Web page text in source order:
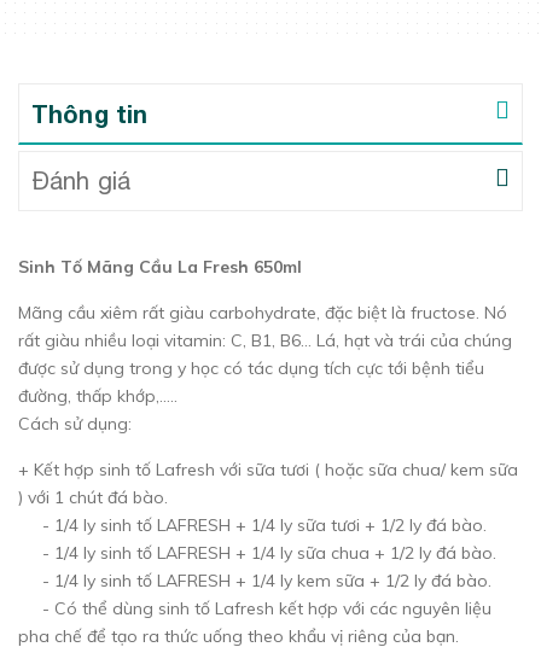
Thông tin
Đánh giá
Sinh Tố Mãng Cầu La Fresh 650ml
Mãng cầu xiêm rất giàu carbohydrate, đặc biệt là fructose. Nó
rất giàu nhiều loại vitamin: C, B1, B6… Lá, hạt và trái của chúng
được sử dụng trong y học có tác dụng tích cực tới bệnh tiểu
đường, thấp khớp,…..
Cách sử dụng:
+ Kết hợp sinh tố Lafresh với sữa tươi ( hoặc sữa chua/ kem sữa
) với 1 chút đá bào.
- 1/4 ly sinh tố LAFRESH + 1/4 ly sữa tươi + 1/2 ly đá bào.
- 1/4 ly sinh tố LAFRESH + 1/4 ly sữa chua + 1/2 ly đá bào.
- 1/4 ly sinh tố LAFRESH + 1/4 ly kem sữa + 1/2 ly đá bào.
- Có thể dùng sinh tố Lafresh kết hợp với các nguyên liệu
pha chế để tạo ra thức uống theo khẩu vị riêng của bạn.